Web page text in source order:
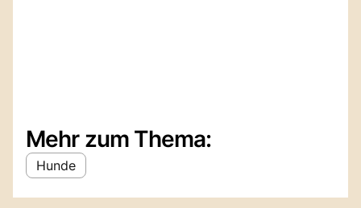
Mehr zum Thema:
Hunde